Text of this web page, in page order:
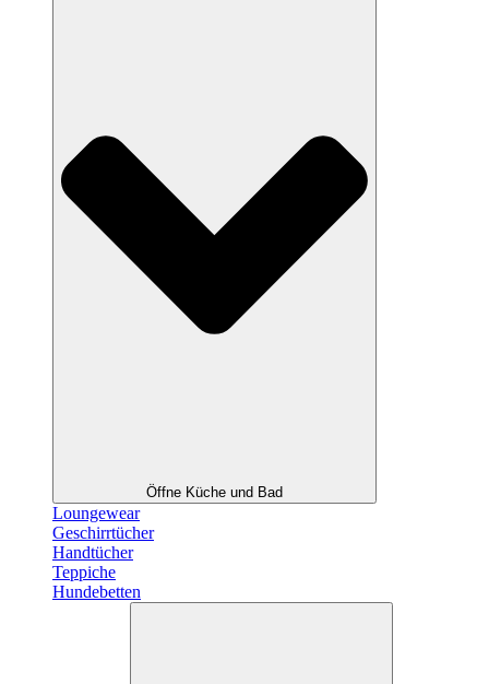
Öffne Küche und Bad
Loungewear
Geschirrtücher
Handtücher
Teppiche
Hundebetten